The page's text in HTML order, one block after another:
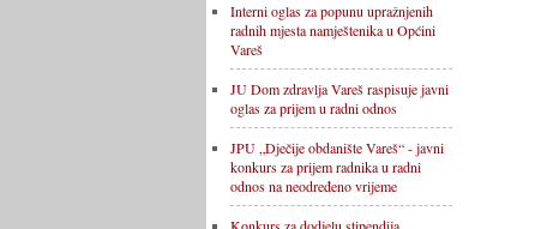
Interni oglas za popunu upražnjenih
radnih mjesta namještenika u Općini
Vareš
JU Dom zdravlja Vareš raspisuje javni
oglas za prijem u radni odnos
JPU „Dječije obdanište Vareš“ - javni
konkurs za prijem radnika u radni
odnos na neodređeno vrijeme